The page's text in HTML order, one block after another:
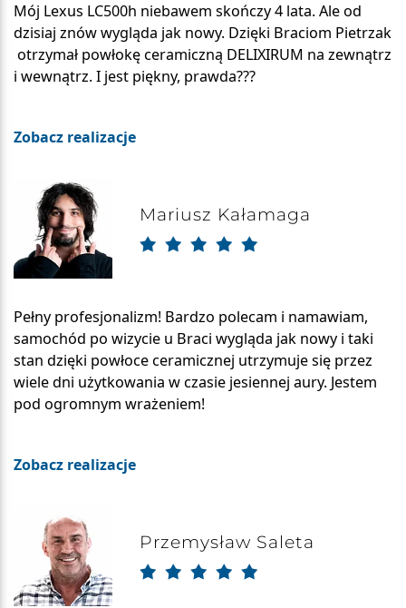
Mój Lexus LC500h niebawem skończy 4 lata. Ale od
dzisiaj znów wygląda jak nowy. Dzięki Braciom Pietrzak
otrzymał powłokę ceramiczną DELIXIRUM na zewnątrz
i wewnątrz. I jest piękny, prawda???
Zobacz realizacje
Mariusz Kałamaga
Pełny profesjonalizm! Bardzo polecam i namawiam,
samochód po wizycie u Braci wygląda jak nowy i taki
stan dzięki powłoce ceramicznej utrzymuje się przez
wiele dni użytkowania w czasie jesiennej aury. Jestem
pod ogromnym wrażeniem!
Zobacz realizacje
Przemysław Saleta